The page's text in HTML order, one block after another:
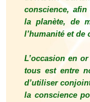
conscience,
la planète, de
l’humanité et de
L’occasion en
tous est entre
d’utiliser
la conscience